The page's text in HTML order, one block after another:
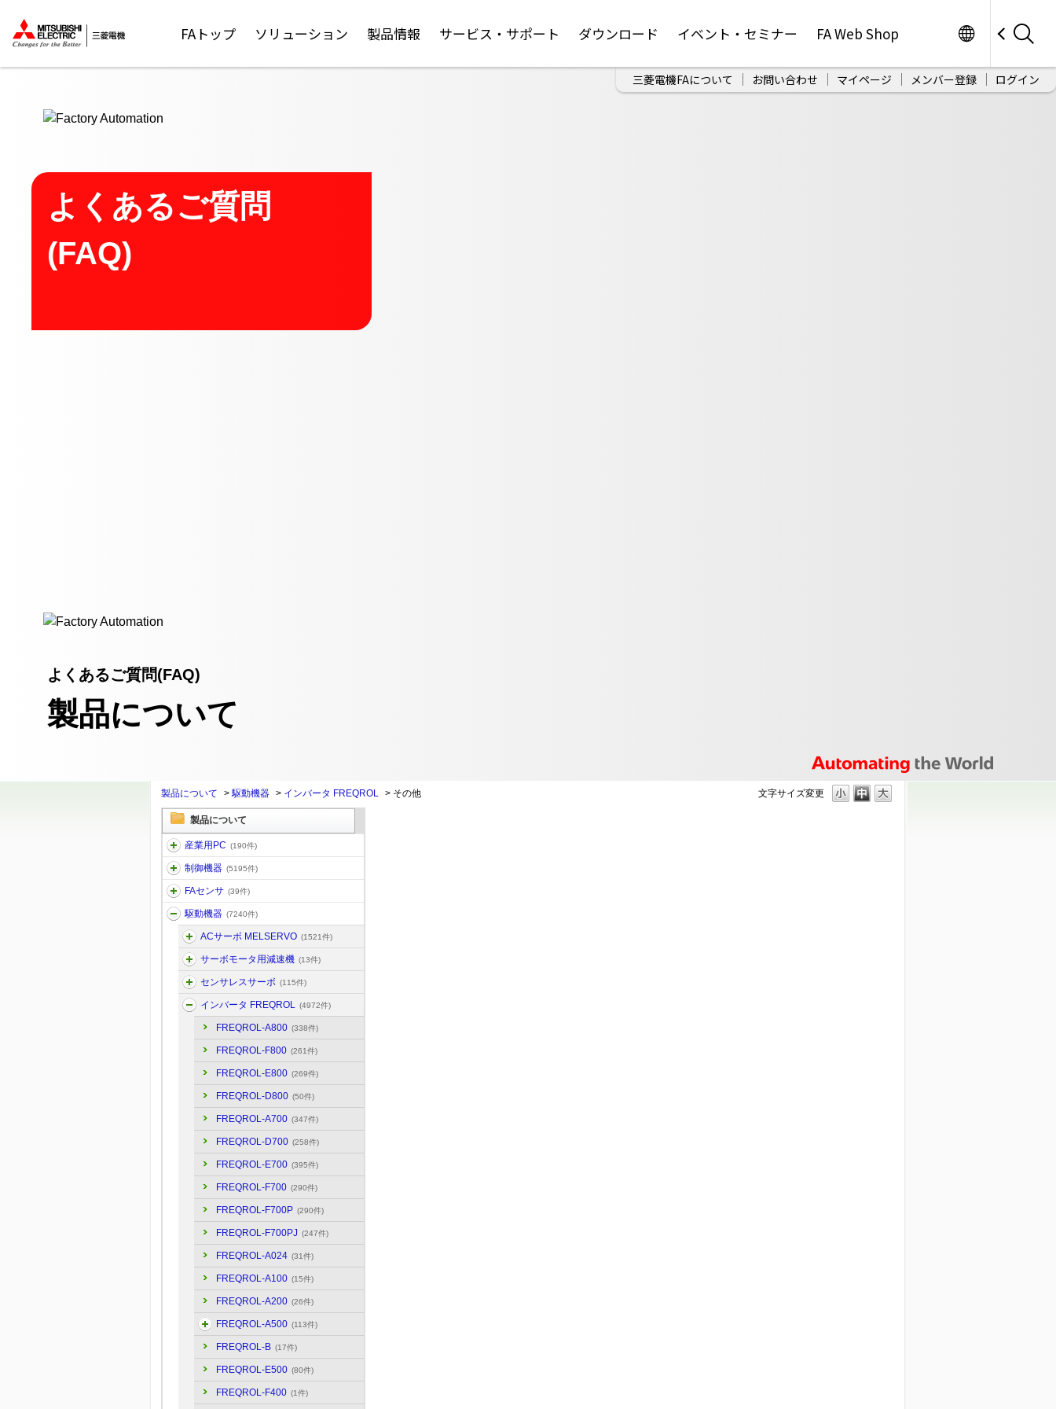
FAトップ ソリューション 製品情報 サービス・サポート ダウンロード イベント・セミナー FA Web Shop
三菱電機FAについて お問い合わせ マイページ メンバー登録 ログイン
よくあるご質問
(FAQ)
よくあるご質問(FAQ)
製品について
文字サイズ変更
製品について >駆動機器 > インバータ FREQROL > その他
製品について
産業用PC (190件)
制御機器 (5195件)
FAセンサ (39件)
駆動機器 (7240件)
ACサーボ MELSERVO (1521件)
サーボモータ用減速機 (13件)
センサレスサーボ (115件)
インバータ FREQROL (4972件)
FREQROL-A800 (338件)
FREQROL-F800 (261件)
FREQROL-E800 (269件)
FREQROL-D800 (50件)
FREQROL-A700 (347件)
FREQROL-D700 (258件)
FREQROL-E700 (395件)
FREQROL-F700 (290件)
FREQROL-F700P (290件)
FREQROL-F700PJ (247件)
FREQROL-A024 (31件)
FREQROL-A100 (15件)
FREQROL-A200 (26件)
FREQROL-A500 (113件)
FREQROL-B (17件)
FREQROL-E500 (80件)
FREQROL-F400 (1件)